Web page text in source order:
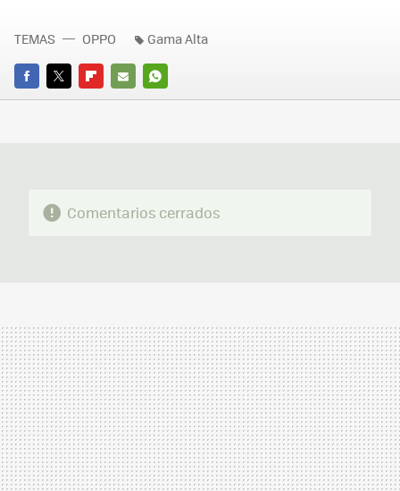
FACEBOOK
TWITTERFLIPBOARD
E-
WHATSAPP
TEMAS OPPO Gama Alta
Comentarios cerrados